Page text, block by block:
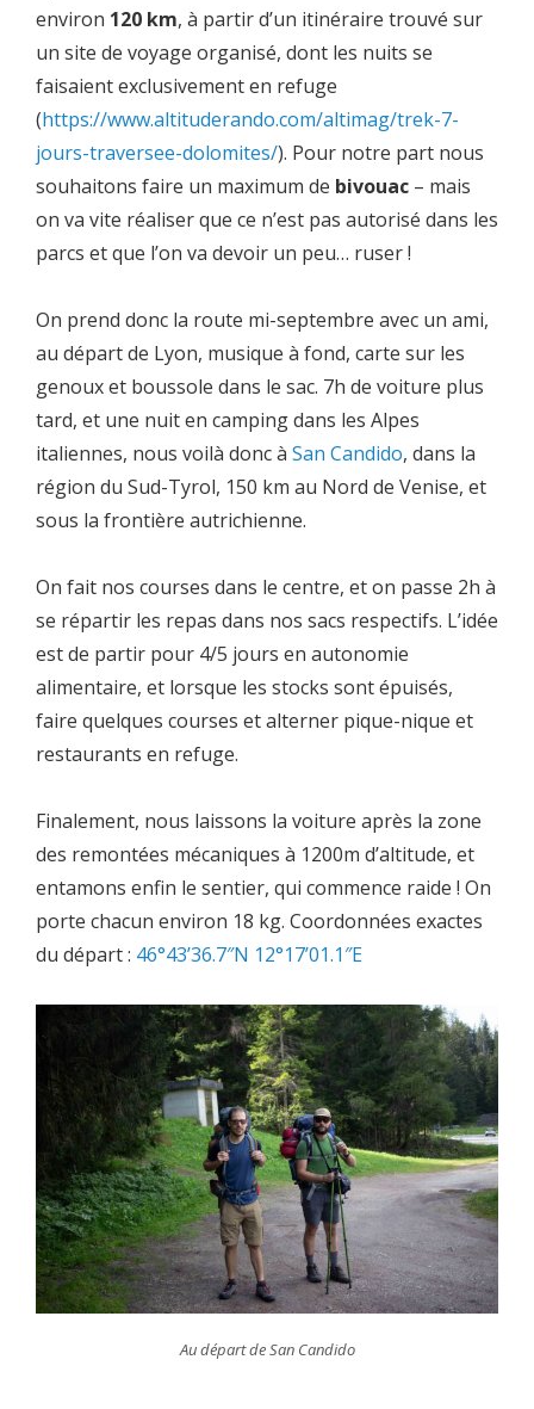
environ 120 km, à partir d’un itinéraire trouvé sur
un site de voyage organisé, dont les nuits se
faisaient exclusivement en refuge
(https://www.altituderando.com/altimag/trek-7-
jours-traversee-dolomites/). Pour notre part nous
souhaitons faire un maximum de bivouac – mais
on va vite réaliser que ce n’est pas autorisé dans les
parcs et que l’on va devoir un peu… ruser !
On prend donc la route mi-septembre avec un ami,
au départ de Lyon, musique à fond, carte sur les
genoux et boussole dans le sac. 7h de voiture plus
tard, et une nuit en camping dans les Alpes
italiennes, nous voilà donc à San Candido, dans la
région du Sud-Tyrol, 150 km au Nord de Venise, et
sous la frontière autrichienne.
On fait nos courses dans le centre, et on passe 2h à
se répartir les repas dans nos sacs respectifs. L’idée
est de partir pour 4/5 jours en autonomie
alimentaire, et lorsque les stocks sont épuisés,
faire quelques courses et alterner pique-nique et
restaurants en refuge.
Finalement, nous laissons la voiture après la zone
des remontées mécaniques à 1200m d’altitude, et
entamons enfin le sentier, qui commence raide ! On
porte chacun environ 18 kg. Coordonnées exactes
du départ : 46°43’36.7″N 12°17’01.1″E
Au départ de San Candido